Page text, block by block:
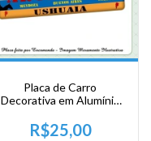
Placa de Carro
Decorativa em Alumínio
- Argentina
R$25,00